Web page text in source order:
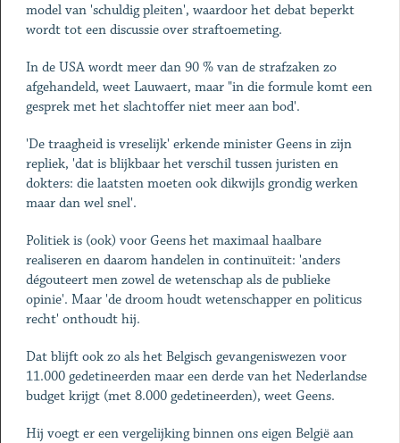
model van 'schuldig pleiten', waardoor het debat beperkt
wordt tot een discussie over straftoemeting.
In de USA wordt meer dan 90 % van de strafzaken zo
afgehandeld, weet Lauwaert, maar "in die formule komt een
gesprek met het slachtoffer niet meer aan bod'.
'De traagheid is vreselijk' erkende minister Geens in zijn
repliek, 'dat is blijkbaar het verschil tussen juristen en
dokters: die laatsten moeten ook dikwijls grondig werken
maar dan wel snel'.
Politiek is (ook) voor Geens het maximaal haalbare
realiseren en daarom handelen in continuïteit: 'anders
dégouteert men zowel de wetenschap als de publieke
opinie'. Maar 'de droom houdt wetenschapper en politicus
recht' onthoudt hij.
Dat blijft ook zo als het Belgisch gevangeniswezen voor
11.000 gedetineerden maar een derde van het Nederlandse
budget krijgt (met 8.000 gedetineerden), weet Geens.
Hij voegt er een vergelijking binnen ons eigen België aan